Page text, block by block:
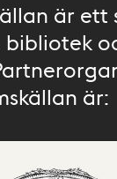
är ett
bibliotek
är: